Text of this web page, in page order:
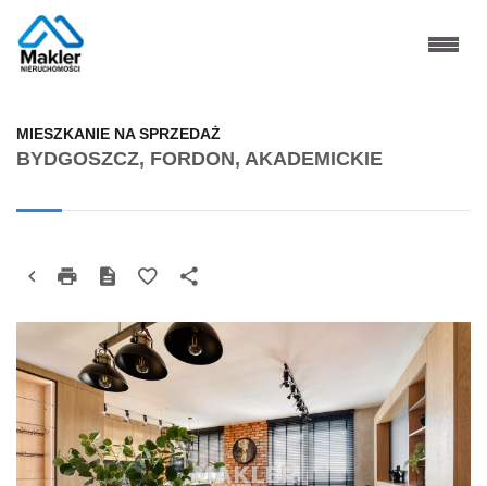
BYDGOSZCZ, FORDON, AKADEMICKIE
MIESZKANIE NA SPRZEDAŻ